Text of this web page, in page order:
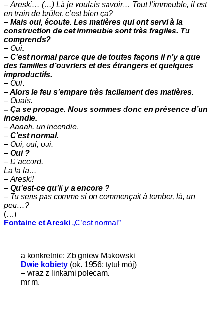
– Areski… (…) Là je voulais savoir… Tout l’immeuble, il est
en train de brûler, c’est bien ça?
– Mais oui, écoute. Les matières qui ont servi à la
construction de cet immeuble sont très fragiles. Tu
comprends?
– Oui.
– C’est normal parce que de toutes façons il n’y a que
des familles d’ouvriers et des étrangers et quelques
improductifs.
– Oui.
– Alors le feu s’empare très facilement des matières.
– Ouais.
– Ça se propage. Nous sommes donc en présence d’un
incendie.
– Aaaah. un incendie.
– C’est normal.
– Oui, oui, oui.
– Oui ?
– D’accord.
La la la…
– Areski!
– Qu’est-ce qu’il y a encore ?
– Tu sens pas comme si on commençait à tomber, là, un
peu…?
(…)
Fontaine et Areski „C’est normal”
a konkretnie: Zbigniew Makowski
Dwie kobiety(ok. 1956; tytuł mój)
– wraz z linkami polecam.
mr m.